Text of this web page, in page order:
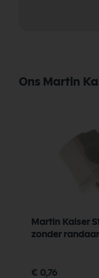
Ons Martin
Martin Kaiser
zonder
€ 0,76